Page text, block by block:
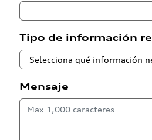
Tipo de información
Mensaje